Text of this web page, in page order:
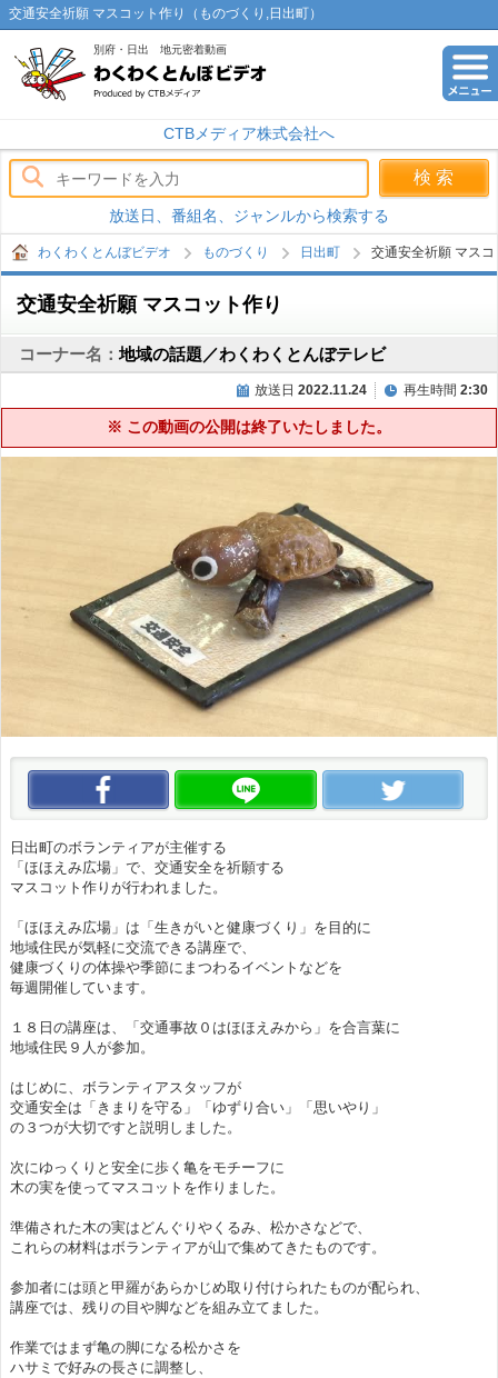
交通安全祈願 マスコット作り（ものづくり,日出町）
別府・日出 地元密着動画
CTBメディア株式会社へ
放送日、番組名、ジャンルから検索する
わくわくとんぼビデオ ものづくり 日出町 交通安全祈願 マス
交通安全祈願 マスコット作り
コーナー名：地域の話題／わくわくとんぼテレビ
放送日 2022.11.24 再生時間 2:30
※ この動画の公開は終了いたしました。
この動画をいいね！ この動画をLINEで送る
日出町のボランティアが主催する
「ほほえみ広場」で、交通安全を祈願する
マスコット作りが行われました。
「ほほえみ広場」は「生きがいと健康づくり」を目的に
地域住民が気軽に交流できる講座で、
健康づくりの体操や季節にまつわるイベントなどを
毎週開催しています。
１８日の講座は、「交通事故０はほほえみから」を合言葉に
地域住民９人が参加。
はじめに、ボランティアスタッフが
交通安全は「きまりを守る」「ゆずり合い」「思いやり」
の３つが大切ですと説明しました。
次にゆっくりと安全に歩く亀をモチーフに
木の実を使ってマスコットを作りました。
準備された木の実はどんぐりやくるみ、松かさなどで、
これらの材料はボランティアが山で集めてきたものです。
参加者には頭と甲羅があらかじめ取り付けられたものが配られ、
講座では、残りの目や脚などを組み立てました。
作業ではまず亀の脚になる松かさを
ハサミで好みの長さに調整し、